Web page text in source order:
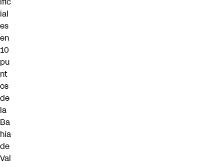
ial
es
en
10
pu
nt
os
de
la
Ba
hía
de
Val